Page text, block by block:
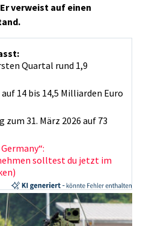
verweist auf einen
Quartal rund 1,9
14 bis 14,5 Milliarden Euro
31. März 2026 auf 73
solltest du jetzt im